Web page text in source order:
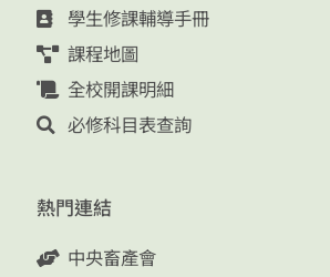
學生修課輔導手冊
課程地圖
全校開課明細
必修科目表查詢
熱門連結
中央畜產會